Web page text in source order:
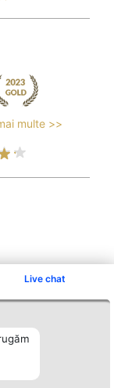
Live chat
multe >>
multe >>